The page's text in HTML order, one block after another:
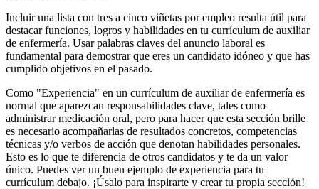
Incluir una lista con tres a cinco viñetas por empleo resulta útil para
destacar funciones, logros y habilidades en tu currículum de auxiliar
de enfermería. Usar palabras claves del anuncio laboral es
fundamental para demostrar que eres un candidato idóneo y que has
cumplido objetivos en el pasado.
Como "Experiencia" en un currículum de auxiliar de enfermería es
normal que aparezcan responsabilidades clave, tales como
administrar medicación oral, pero para hacer que esta sección brille
es necesario acompañarlas de resultados concretos, competencias
técnicas y/o verbos de acción que denotan habilidades personales.
Esto es lo que te diferencia de otros candidatos y te da un valor
único. Puedes ver un buen ejemplo de experiencia para tu
currículum debajo. ¡Úsalo para inspirarte y crear tu propia sección!